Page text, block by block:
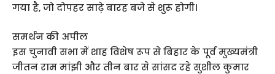
गया है, जो दोपहर साढ़े बारह बजे से शुरू होगी।
समर्थन की अपील
इस चुनावी सभा में शाह विशेष रूप से बिहार के पूर्व मुख्यमंत्री
जीतन राम मांझी और तीन बार से सांसद रहे सुशील कुमार